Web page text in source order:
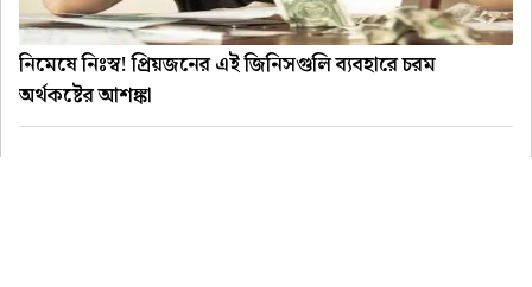
নিমেষে নিঃস্ব! প্রিয়জনের এই জিনিসগুলি ব্যবহারে চরম
অর্থকষ্টের আশঙ্কা